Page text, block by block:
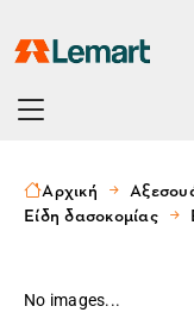
Αρχική
Είδη δασοκομίας
No images...